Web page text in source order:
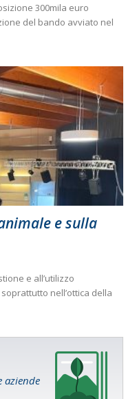
300mila euro
del bando avviato nel
e sulla
e all’utilizzo
nell’ottica della
aziende